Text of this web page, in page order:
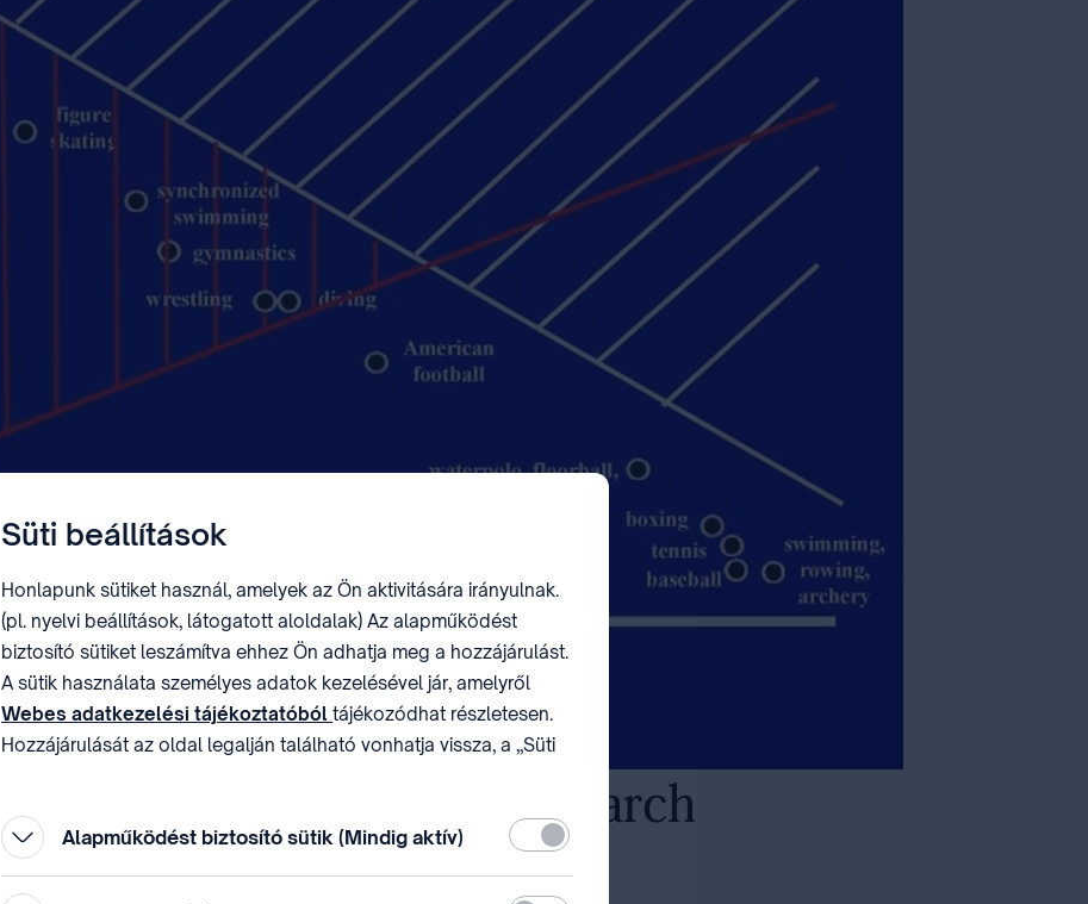
(Forrás:Copyright Protection of Sport Moves by Péter Mezei :: SSRN)
Süti beállítások
Honlapunk sütiket használ, amelyek az Ön aktivitására irányulnak.
(pl. nyelvi beállítások, látogatott aloldalak) Az alapműködést
biztosító sütiket leszámítva ehhez Ön adhatja meg a hozzájárulást.
A sütik használata személyes adatok kezelésével jár, amelyről
Webes adatkezelési tájékoztatóból tájékozódhat részletesen.
Hozzájárulását az oldal legalján található vonhatja vissza, a „Süti
Alapműködést biztosító sütik (Mindig aktív) Kötelező